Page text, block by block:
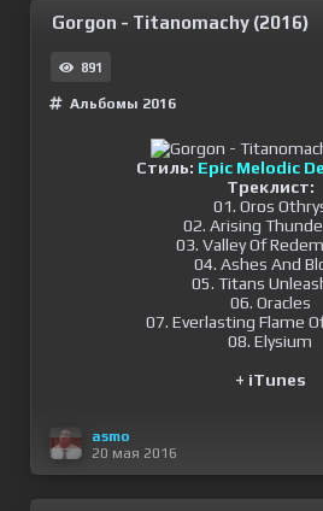
Gorgon - Titanomachy (2016)
891
Альбомы 2016
Стиль: Epic Melodic
Треклист:
01. Oros
02. Arising
03. Valley Of
04. Ashes And
05. Titans
06. Oracles
07. Everlasting Flame
08. Elysium
+ iTunes
asmo
20 мая 2016